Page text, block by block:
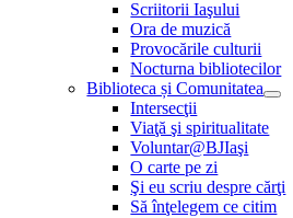
Scriitorii Iaşului
Ora de muzică
Provocările culturii
Nocturna bibliotecilor
Biblioteca și Comunitatea
Intersecţii
Viaţă şi spiritualitate
Voluntar@BJIaşi
O carte pe zi
Şi eu scriu despre cărţi
Să înţelegem ce citim